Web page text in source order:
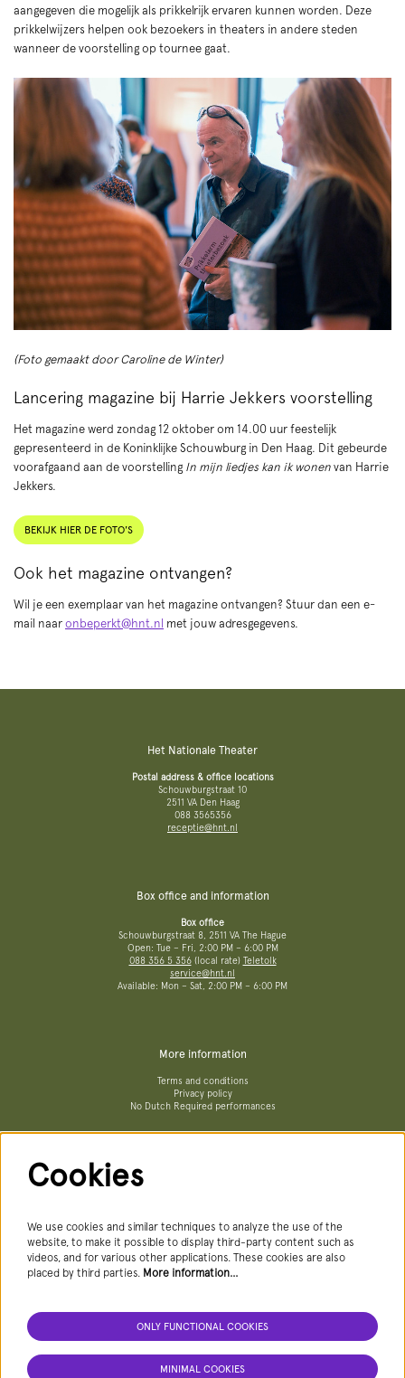
aangegeven die mogelijk als prikkelrijk ervaren kunnen worden. Deze
prikkelwijzers helpen ook bezoekers in theaters in andere steden
wanneer de voorstelling op tournee gaat.
(Foto gemaakt door Caroline de Winter)
Lancering magazine bij Harrie Jekkers voorstelling
Het magazine werd zondag 12 oktober om 14.00 uur feestelijk
gepresenteerd in de Koninklijke Schouwburg in Den Haag. Dit gebeurde
voorafgaand aan de voorstelling In mijn liedjes kan ik wonen van Harrie
Jekkers.
BEKIJK HIER DE FOTO'S
Ook het magazine ontvangen?
Wil je een exemplaar van het magazine ontvangen? Stuur dan een e-
mail naar onbeperkt@hnt.nl met jouw adresgegevens.
Het Nationale Theater
Postal address & office locations
Schouwburgstraat 10
2511 VA Den Haag
088 3565356
receptie@hnt.nl
Box office and information
Box office
Schouwburgstraat 8, 2511 VA The Hague
Open: Tue – Fri, 2:00 PM – 6:00 PM
088 356 5 356(local rate) Teletolk
service@hnt.nl
Available: Mon – Sat, 2:00 PM – 6:00 PM
More information
Terms and conditions
Privacy policy
No Dutch Required performances
Newsletter
SIGN UP NEWSLETTER
Cookies
We use cookies and similar techniques to analyze the use of the
website, to make it possible to display third-party content such as
videos, and for various other applications. These cookies are also
placed by third parties. More information…
ONLY FUNCTIONAL COOKIES
MINIMAL COOKIES